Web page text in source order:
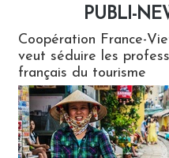
PUBLI-
Coopération France-
veut séduire les
français du tourisme